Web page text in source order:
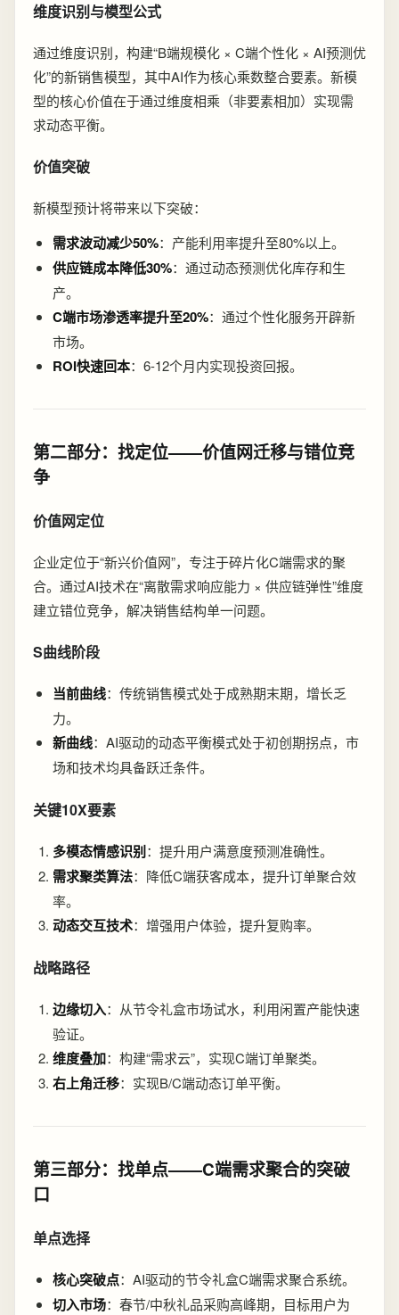
维度识别与模型公式
通过维度识别，构建“B端规模化 × C端个性化 × AI预测优
化”的新销售模型，其中AI作为核心乘数整合要素。新模
型的核心价值在于通过维度相乘（非要素相加）实现需
求动态平衡。
价值突破
新模型预计将带来以下突破：
需求波动减少50%：产能利用率提升至80%以上。
供应链成本降低30%：通过动态预测优化库存和生
产。
C端市场渗透率提升至20%：通过个性化服务开辟新
市场。
ROI快速回本：6-12个月内实现投资回报。
第二部分：找定位——价值网迁移与错位竞
争
价值网定位
企业定位于“新兴价值网”，专注于碎片化C端需求的聚
合。通过AI技术在“离散需求响应能力 × 供应链弹性”维度
建立错位竞争，解决销售结构单一问题。
S曲线阶段
当前曲线：传统销售模式处于成熟期末期，增长乏
力。
新曲线：AI驱动的动态平衡模式处于初创期拐点，市
场和技术均具备跃迁条件。
关键10X要素
多模态情感识别：提升用户满意度预测准确性。
需求聚类算法：降低C端获客成本，提升订单聚合效
率。
动态交互技术：增强用户体验，提升复购率。
战略路径
边缘切入：从节令礼盒市场试水，利用闲置产能快速
验证。
维度叠加：构建“需求云”，实现C端订单聚类。
右上角迁移：实现B/C端动态订单平衡。
第三部分：找单点——C端需求聚合的突破
口
单点选择
核心突破点：AI驱动的节令礼盒C端需求聚合系统。
切入市场：春节/中秋礼品采购高峰期，目标用户为